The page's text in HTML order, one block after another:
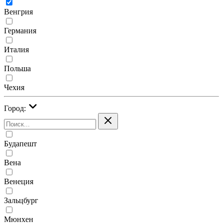
Венгрия
Германия
Италия
Польша
Чехия
Город:
Будапешт
Вена
Венеция
Зальцбург
Мюнхен